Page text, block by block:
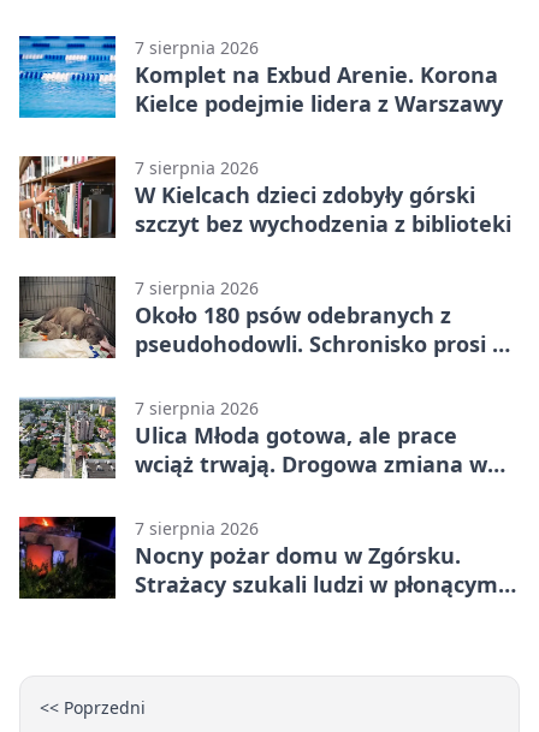
7 sierpnia 2026
Komplet na Exbud Arenie. Korona
Kielce podejmie lidera z Warszawy
7 sierpnia 2026
W Kielcach dzieci zdobyły górski
szczyt bez wychodzenia z biblioteki
7 sierpnia 2026
Około 180 psów odebranych z
pseudohodowli. Schronisko prosi o
7 sierpnia 2026
Ulica Młoda gotowa, ale prace
wciąż trwają. Drogowa zmiana w
7 sierpnia 2026
Nocny pożar domu w Zgórsku.
Strażacy szukali ludzi w płonącym
<< Poprzedni